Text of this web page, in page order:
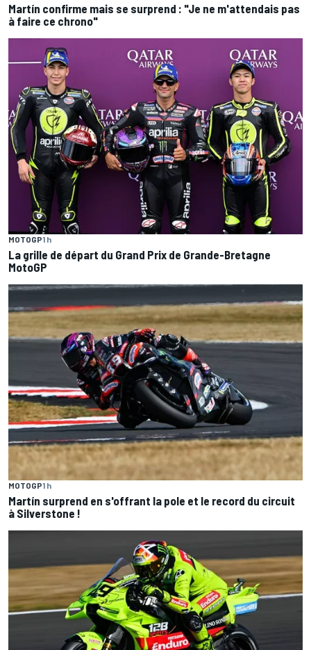
Martín confirme mais se surprend : "Je ne m'attendais pas
à faire ce chrono"
MOTOGP1 h
La grille de départ du Grand Prix de Grande-Bretagne
MotoGP
MOTOGP1 h
Martín surprend en s'offrant la pole et le record du circuit
à Silverstone !